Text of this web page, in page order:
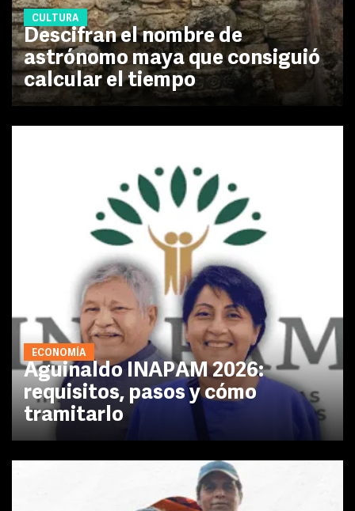
CULTURA
Descifran el nombre de
astrónomo maya que consiguió
calcular el tiempo
ECONOMÍA
Aguinaldo INAPAM 2026:
requisitos, pasos y cómo
tramitarlo